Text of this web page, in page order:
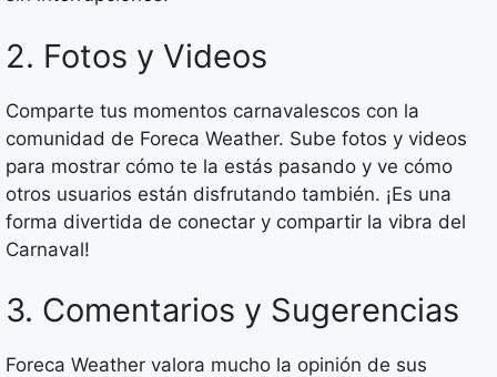
2. Fotos y Videos
Comparte tus momentos carnavalescos con la
comunidad de Foreca Weather. Sube fotos y videos
para mostrar cómo te la estás pasando y ve cómo
otros usuarios están disfrutando también. ¡Es una
forma divertida de conectar y compartir la vibra del
Carnaval!
3. Comentarios y Sugerencias
Foreca Weather valora mucho la opinión de sus